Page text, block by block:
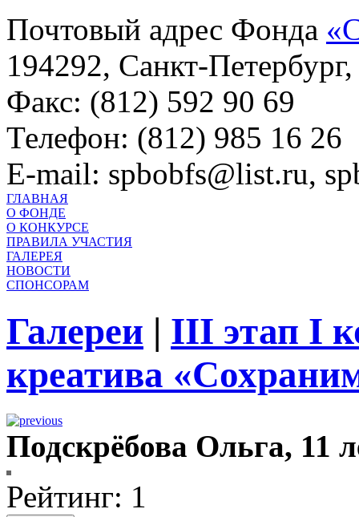
Почтовый адрес Фонда
194292, Санкт-
Факс: (812) 592 90 69
Телефон: (812) 985 16 26
E-mail: spbobfs@list.ru,
ГЛАВНАЯ
О ФОНДЕ
О КОНКУРСЕ
ПРАВИЛА УЧАСТИЯ
ГАЛЕРЕЯ
НОВОСТИ
СПОНСОРАМ
Галереи | III этап I
креатива
Подскрёбова Ольга,
Рейтинг: 1